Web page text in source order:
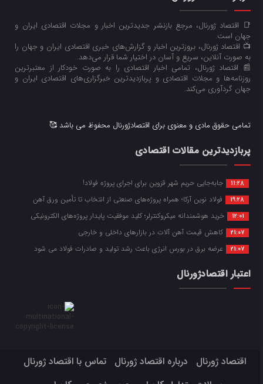
📑 اقتصاد ژورنال، مرجع بازنشر جدیدترین اخبار و مجلات اقتصادی ایران و
جهان است.
📺 اقتصاد ژورنال، بروزترین اخبار و گزارش‌های خبری اقتصادی ایران و جهان را
به صورت آنلاین، سریع و آسان در اختیار شما قرار می‌‌دهد.
📰 اقتصاد ژورنال، تمامی اخبار اقتصادی را به صورت خودکار از معتبرترین
روزنامه‌ها و مجلات اقتصادی و پربازدیدترین خبرگزاری‌های اقتصادی ایران و
جهان گردآوری می‌کند.
تمامی حقوق مادی و معنوی برای اقتصادژورنال محفوظ می باشد 🥰
پربازدیدترین مقالات اقتصادی
11:28 جابه‌جایی حریم شهر قزوین برای اجرای پروژه فولاد!
19:28 فولاد نوین آرکا؛ همراه پروژه‌های صنعتی از انتخاب تا تأمین ورق آهن
12:01 خرید هوشمندانه میکروکنترلر؛ کلید موفقیت پایدار پروژه‌های الکترونیکی
21:07 کاهش قیمت آهن آلات در بازارهای داخلی و خارجی
21:07 عرضه برق در بورس انرژی باعث رشد تولید و صادرات فولاد می شود
اعتبار اقتصادژورنال
اقتصاد ژورنال درباره اقتصاد ژورنال
تماس با اقتصاد ژورنال